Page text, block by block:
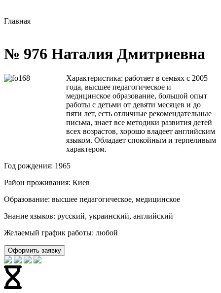
Главная
№ 976 Наталия Дмитриевна
Характеристика: работает в семьях с 2005
года, высшее педагогическое и
медицинское образование, большой опыт
работы с детьми от девяти месяцев и до
пяти лет, есть отличные рекомендательные
письма, знает все методики развития детей
всех возрастов, хорошо владеет английским
языком. Обладает спокойным и терпеливым
характером.
Год рождения: 1965
Район проживания: Киев
Образование: высшее педагогическое, медицинское
Знание языков: русский, украинский, английский
Желаемый график работы: любой
Оформить заявку